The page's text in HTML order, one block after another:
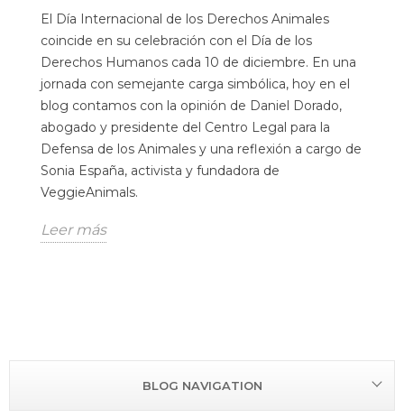
El Día Internacional de los Derechos Animales
coincide en su celebración con el Día de los
Derechos Humanos cada 10 de diciembre. En una
jornada con semejante carga simbólica, hoy en el
blog contamos con la opinión de Daniel Dorado,
abogado y presidente del Centro Legal para la
Defensa de los Animales y una reflexión a cargo de
Sonia España, activista y fundadora de
VeggieAnimals.
Leer más
BLOG NAVIGATION